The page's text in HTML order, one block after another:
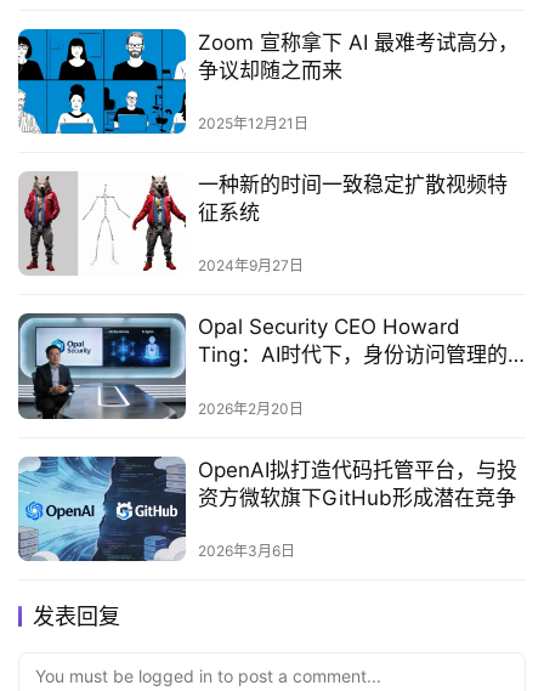
Zoom 宣称拿下 AI 最难考试高分，
争议却随之而来
2025年12月21日
一种新的时间一致稳定扩散视频特
征系统
2024年9月27日
Opal Security CEO Howard
Ting：AI时代下，身份访问管理的
2026年2月20日
OpenAI拟打造代码托管平台，与投
资方微软旗下GitHub形成潜在竞争
2026年3月6日
发表回复
You must be logged in to post a comment...